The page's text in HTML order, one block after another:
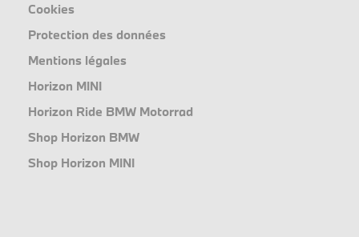
Cookies
Protection des données
Mentions légales
Horizon MINI
Horizon Ride BMW Motorrad
Shop Horizon BMW
Shop Horizon MINI